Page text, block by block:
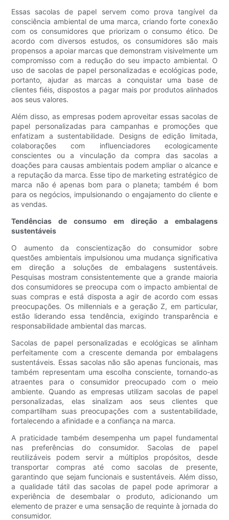
Essas sacolas de papel servem como prova tangível da
consciência ambiental de uma marca, criando forte conexão
com os consumidores que priorizam o consumo ético. De
acordo com diversos estudos, os consumidores são mais
propensos a apoiar marcas que demonstram visivelmente um
compromisso com a redução do seu impacto ambiental. O
uso de sacolas de papel personalizadas e ecológicas pode,
portanto, ajudar as marcas a conquistar uma base de
clientes fiéis, dispostos a pagar mais por produtos alinhados
aos seus valores.
Além disso, as empresas podem aproveitar essas sacolas de
papel personalizadas para campanhas e promoções que
enfatizam a sustentabilidade. Designs de edição limitada,
colaborações com influenciadores ecologicamente
conscientes ou a vinculação da compra das sacolas a
doações para causas ambientais podem ampliar o alcance e
a reputação da marca. Esse tipo de marketing estratégico de
marca não é apenas bom para o planeta; também é bom
para os negócios, impulsionando o engajamento do cliente e
as vendas.
Tendências de consumo em direção a embalagens
sustentáveis
O aumento da conscientização do consumidor sobre
questões ambientais impulsionou uma mudança significativa
em direção a soluções de embalagens sustentáveis.
Pesquisas mostram consistentemente que a grande maioria
dos consumidores se preocupa com o impacto ambiental de
suas compras e está disposta a agir de acordo com essas
preocupações. Os millennials e a geração Z, em particular,
estão liderando essa tendência, exigindo transparência e
responsabilidade ambiental das marcas.
Sacolas de papel personalizadas e ecológicas se alinham
perfeitamente com a crescente demanda por embalagens
sustentáveis. Essas sacolas não são apenas funcionais, mas
também representam uma escolha consciente, tornando-as
atraentes para o consumidor preocupado com o meio
ambiente. Quando as empresas utilizam sacolas de papel
personalizadas, elas sinalizam aos seus clientes que
compartilham suas preocupações com a sustentabilidade,
fortalecendo a afinidade e a confiança na marca.
A praticidade também desempenha um papel fundamental
nas preferências do consumidor. Sacolas de papel
reutilizáveis ​​podem servir a múltiplos propósitos, desde
transportar compras até como sacolas de presente,
garantindo que sejam funcionais e sustentáveis. Além disso,
a qualidade tátil das sacolas de papel pode aprimorar a
experiência de desembalar o produto, adicionando um
elemento de prazer e uma sensação de requinte à jornada do
consumidor.